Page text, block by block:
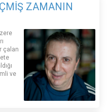
ZAMANIN
çalan
ve